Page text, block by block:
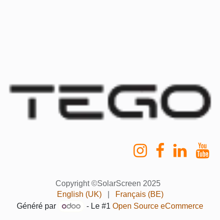
Copyright ©SolarScreen 2025
English (UK)
Français (BE)
Généré par
- Le #1Open Source eCommerce